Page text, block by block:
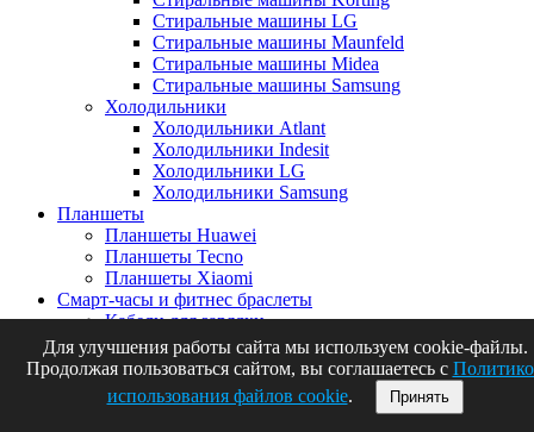
Стиральные машины LG
Стиральные машины Maunfeld
Стиральные машины Midea
Стиральные машины Samsung
Холодильники
Холодильники Atlant
Холодильники Indesit
Холодильники LG
Холодильники Samsung
Планшеты
Планшеты Huawei
Планшеты Tecno
Планшеты Xiaomi
Смарт-часы и фитнес браслеты
Кабели для зарядки
Ремешки для фитнес браслетов
Ремешки для часов
Ремешки для Apple Watch
Ремешки для часов 20mm
Для улучшения работы сайта мы используем cookie-файлы.
Продолжая пользоваться сайтом, вы соглашаетесь с
использования файлов cookie. Принять